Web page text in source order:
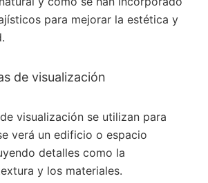
para mejorar la estética y
de visualización
visualización se utilizan para
verá un edificio o espacio
detalles como la
y los materiales.